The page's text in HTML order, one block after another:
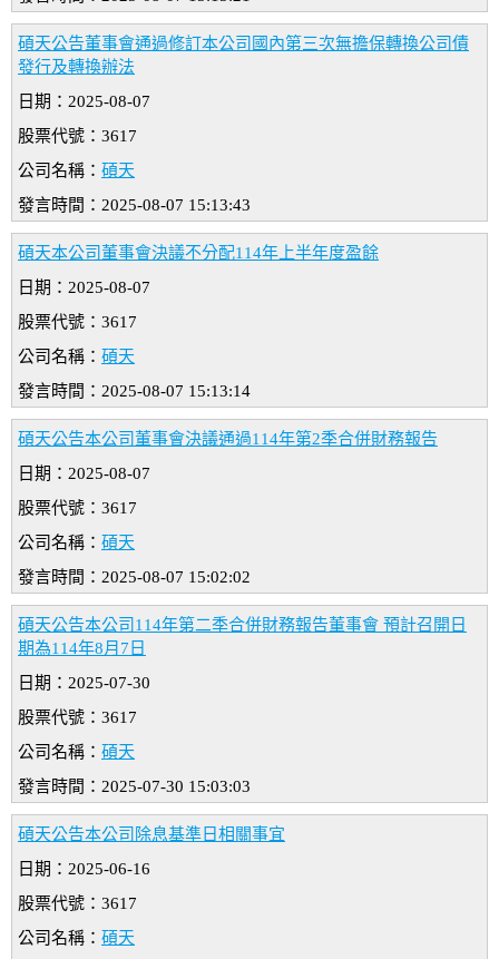
碩天公告董事會通過修訂本公司國內第三次無擔保轉換公司債
發行及轉換辦法
日期：2025-08-07
股票代號：3617
公司名稱： 碩天
發言時間：2025-08-07 15:13:43
碩天本公司董事會決議不分配114年上半年度盈餘
日期：2025-08-07
股票代號：3617
公司名稱： 碩天
發言時間：2025-08-07 15:13:14
碩天公告本公司董事會決議通過114年第2季合併財務報告
日期：2025-08-07
股票代號：3617
公司名稱： 碩天
發言時間：2025-08-07 15:02:02
碩天公告本公司114年第二季合併財務報告董事會 預計召開日
期為114年8月7日
日期：2025-07-30
股票代號：3617
公司名稱： 碩天
發言時間：2025-07-30 15:03:03
碩天公告本公司除息基準日相關事宜
日期：2025-06-16
股票代號：3617
公司名稱： 碩天